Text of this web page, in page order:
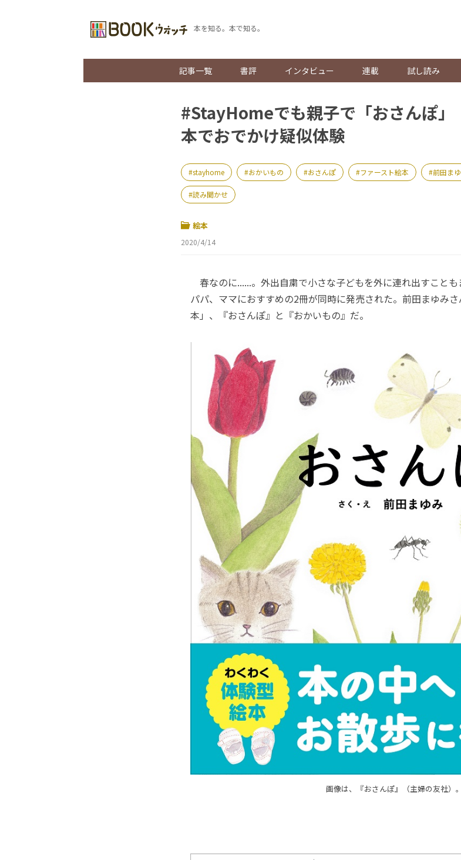
本を知る。本で知る。
記事一覧 書評 インタビュー 連載 試し読み
#StayHomeでも親子で「おさんぽ」
本でおでかけ疑似体験
stayhome おかいもの おさんぽ ファースト絵本 前田ま
読み聞かせ
絵本
2020/4/14
春なのに......。外出自粛で小さな子どもを外に連れ出すこと
パパ、ママにおすすめの2冊が同時に発売された。前田まゆみ
本」、『おさんぽ』と『おかいもの』だ。
画像は、『おさんぽ』（主婦の友社）。